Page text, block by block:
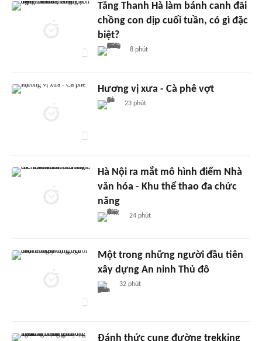
Tăng Thanh Hà làm bánh canh đãi
chồng con dịp cuối tuần, có gì đặc
biệt?
8 phút
Hương vị xưa - Cà phê vợt
23 phút
Hà Nội ra mắt mô hình điểm Nhà
văn hóa - Khu thể thao đa chức
năng
24 phút
Một trong những người đầu tiên
xây dựng An ninh Thủ đô
32 phút
Đánh thức cung đường trekking